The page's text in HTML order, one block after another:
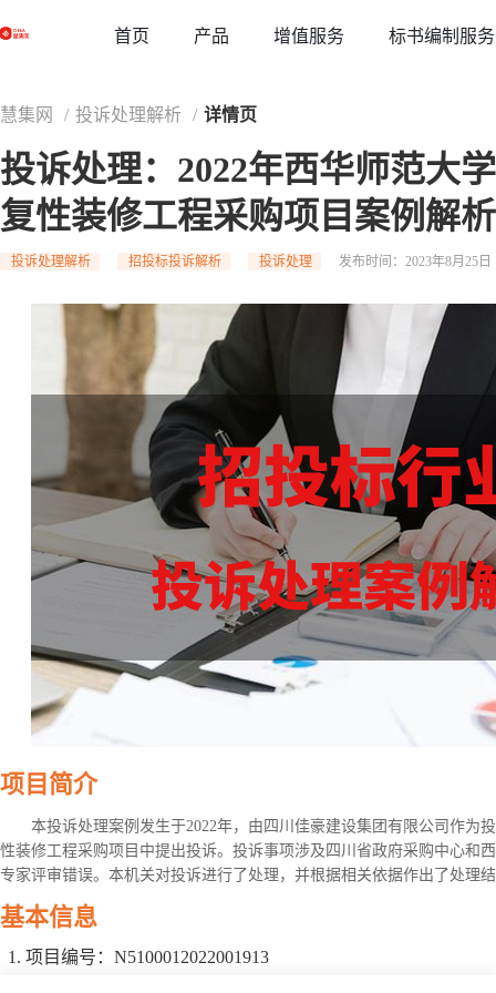
首页 产品 增值服务 标书编制服务
慧集网 / 投诉处理解析 / 详情页
投诉处理：2022年西华师范大
复性装修工程采购项目案例解析
投诉处理解析 招投标投诉解析 投诉处理 发布时间：2023年8月25日
项目简介
本投诉处理案例发生于2022年，由四川佳豪建设集团有限公司作为
性装修工程采购项目中提出投诉。投诉事项涉及四川省政府采购中心和
专家评审错误。本机关对投诉进行了处理，并根据相关依据作出了处理
基本信息
项目编号：N5100012022001913